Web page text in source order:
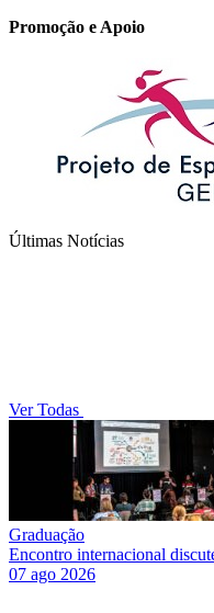
Promoção e Apoio
Últimas Notícias
Ver Todas
Graduação
Encontro internacional
07 ago 2026